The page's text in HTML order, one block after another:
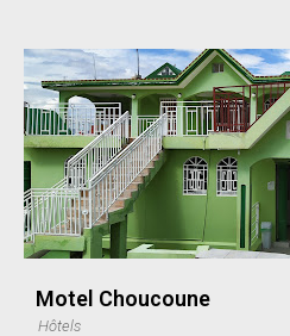
Motel Choucoune
Hôtels